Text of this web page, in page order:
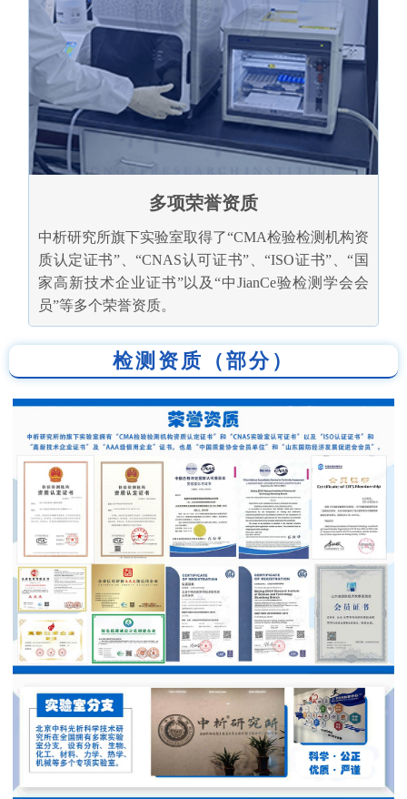
多项荣誉资质
中析研究所旗下实验室取得了“CMA检验检测机构资
质认定证书”、“CNAS认可证书”、“ISO证书”、“国
家高新技术企业证书”以及“中JianCe验检测学会会
员”等多个荣誉资质。
检测资质（部分）